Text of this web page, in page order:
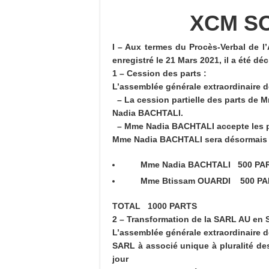
XCM
I – Aux termes du Procès-Verbal de
enregistré le 21 Mars 2021, il a été
1 – Cession des parts :
L’assemblée générale extraordinaire
– La cession partielle des parts de
Nadia BACHTALI.
– Mme Nadia BACHTALI accepte
Mme Nadia BACHTALI sera
Mme Nadia BACHTALI 500
Mme Btissam OUARDI 500
TOTAL 1000 PARTS
2 – Transformation de la SARL AU en
L’assemblée générale
SARL à associé unique à pluralité
jour